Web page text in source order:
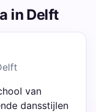
in Delft
van
dansstijlen